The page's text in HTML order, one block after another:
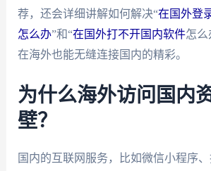
荐，还会详细讲解如何解决“在国外登
怎么办”和“在国外打不开国内软件怎么
在海外也能无缝连接国内的精彩。
为什么海外访问国内
壁？
国内的互联网服务，比如微信小程序